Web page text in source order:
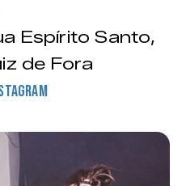
Espírito Santo,
de Fora